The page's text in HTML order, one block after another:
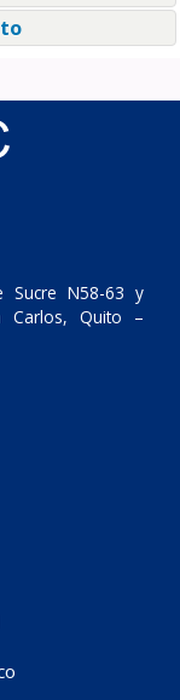
Sucre N58-63 y
Carlos, Quito –